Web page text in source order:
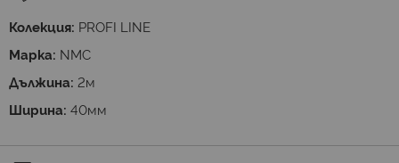
Колекция: PROFI LINE
Марка: NMC
Дължина: 2м
Ширина: 40мм